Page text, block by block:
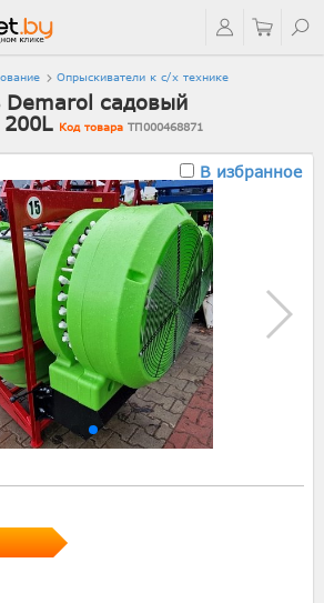
Опрыскиватели к с/х технике
Demarol садовый
Код товара ТП000468871
В избранное